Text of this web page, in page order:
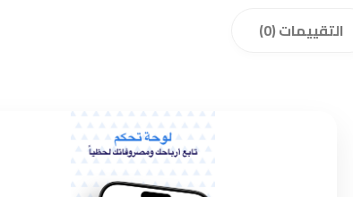
التقييمات (0)